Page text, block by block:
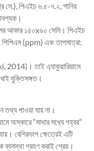
সে.), পিএইচ ৬.৫-৭.২, পানির
আকার ১৫০x৬০ সেমি। পিএইচ
(ppm) এবং তাপমাত্রা:
তাই এ্যাকুয়ারিয়ামে
যুক্তিসঙ্গত।
তথ্য পাওয়া যায় না।
অস্কারে “মাথার মধ্যে গহ্বর”
বেশিরভাগ ক্ষেত্রেই এটি
ব্যবস্থা গ্রহণ করাই শ্রেয়।